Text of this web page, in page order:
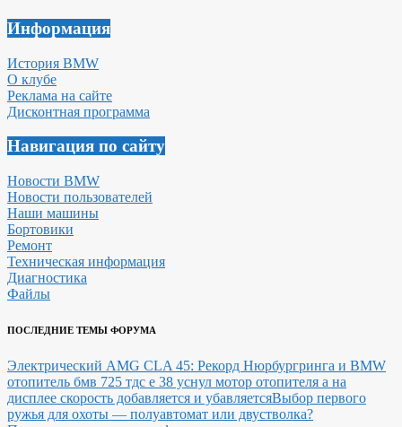
Информация
История BMW
О клубе
Реклама на сайте
Дисконтная программа
Навигация по сайту
Новости BMW
Новости пользователей
Наши машины
Бортовики
Ремонт
Техническая информация
Диагностика
Файлы
ПОСЛЕДНИЕ ТЕМЫ ФОРУМА
Электрический AMG CLA 45: Рекорд Нюрбургринга и BMW
отопитель бмв 725 тдс е 38 уснул мотор отопителя а на
дисплее скорость добавляется и убавляетсяВыбор первого
ружья для охоты — полуавтомат или двустволка?